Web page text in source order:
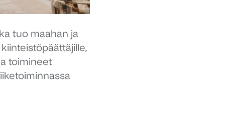
tuo maahan ja
toimineet